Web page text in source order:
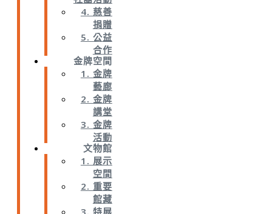
4. 慈善
捐贈
5. 公益
合作
金牌空間
1. 金牌
藝廊
2. 金牌
講堂
3. 金牌
活動
文物館
1. 展示
空間
2. 重要
館藏
3. 特展